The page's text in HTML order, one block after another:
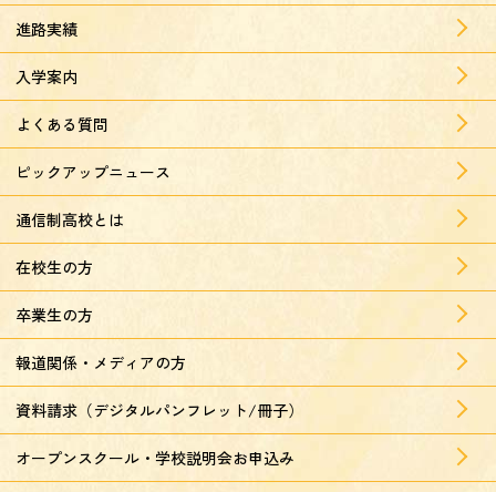
進路実績
入学案内
よくある質問
ピックアップニュース
通信制高校とは
在校生の方
卒業生の方
報道関係・メディアの方
資料請求（デジタルパンフレット/冊子）
オープンスクール・学校説明会お申込み